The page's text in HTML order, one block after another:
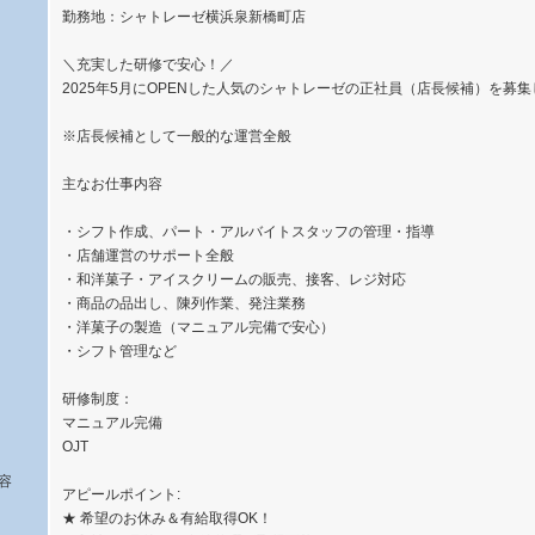
勤務地：シャトレーゼ横浜泉新橋町店
＼充実した研修で安心！／
2025年5月にOPENした人気のシャトレーゼの正社員（店長候補）を募集
※店長候補として一般的な運営全般
主なお仕事内容
・シフト作成、パート・アルバイトスタッフの管理・指導
・店舗運営のサポート全般
・和洋菓子・アイスクリームの販売、接客、レジ対応
・商品の品出し、陳列作業、発注業務
・洋菓子の製造（マニュアル完備で安心）
・シフト管理など
研修制度：
マニュアル完備
OJT
アピールポイント:
★ 希望のお休み＆有給取得OK！